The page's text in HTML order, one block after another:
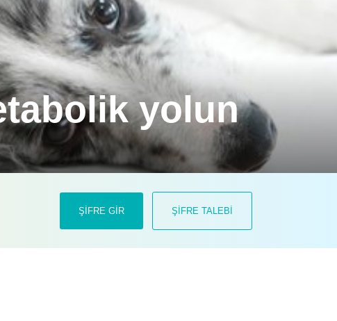
yolun
oluşan karmaşık bir ekosistemi
ŞİFRE GİR ŞİFRE TALEBİ